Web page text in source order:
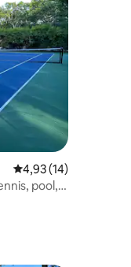
4,93 av 5 i
4,93 (14)
pool,